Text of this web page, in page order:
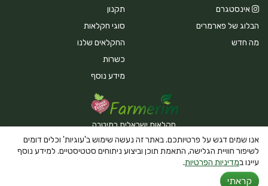
אינסטגרם
הבלוג של פארמרים
מה חדש
תקנון
סוגי חקלאות
החקלאים שלנו
כשרות
מידע נוסף
חקלאות ישראלית במיטבה
Powered By Farmerim
אנו שמים דגש על פרטיותכם. באתר זה נעשה שימוש ב'עוגיות' וכלים דומים
לשיפור חוויית הגלישה, התאמת תוכן וביצוע ניתוחים סטטיסטיים. למידע נוסף
עיינו במדיניות הפרטיות.
קראתי